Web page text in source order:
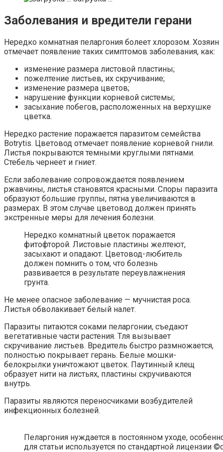
Заболевания и вредители герани
Нередко комнатная пеларгония болеет хлорозом. Хозяин
отмечает появление таких симптомов заболевания, как:
изменение размера листовой пластины;
пожелтение листьев, их скручивание;
изменение размера цветов;
нарушение функции корневой системы;
засыхание побегов, расположенных на верхушке
цветка.
Нередко растение поражается паразитом семейства
Botrytis. Цветовод отмечает появление корневой гнили.
Листья покрываются темными круглыми пятнами.
Стебель чернеет и гниет.
Если заболевание сопровождается появлением
ржавчины, листья становятся красными. Споры паразита
образуют большие группы, пятна увеличиваются в
размерах. В этом случае цветовод должен принять
экстренные меры для лечения болезни.
Нередко комнатный цветок поражается
фитофторой. Листовые пластины желтеют,
засыхают и опадают. Цветовод-любитель
должен помнить о том, что болезнь
развивается в результате переувлажнения
грунта.
Не менее опасное заболевание — мучнистая роса.
Листья обволакивает белый налет.
Паразиты питаются соками пеларгонии, съедают
вегетативные части растения. Тля вызывает
скручивание листьев. Вредитель быстро размножается,
полностью покрывает герань. Белые мошки-
белокрылки уничтожают цветок. Паутинный клещ
образует нити на листьях, пластины скручиваются
внутрь.
Паразиты являются переносчиками возбудителей
инфекционных болезней.
Пеларгония нуждается в постоянном уходе,
для статьи используется по стандартной лицензии